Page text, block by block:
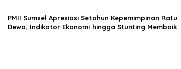
PMII Sumsel Apresiasi Setahun Kepemimpinan Ratu
Dewa, Indikator Ekonomi hingga Stunting Membaik